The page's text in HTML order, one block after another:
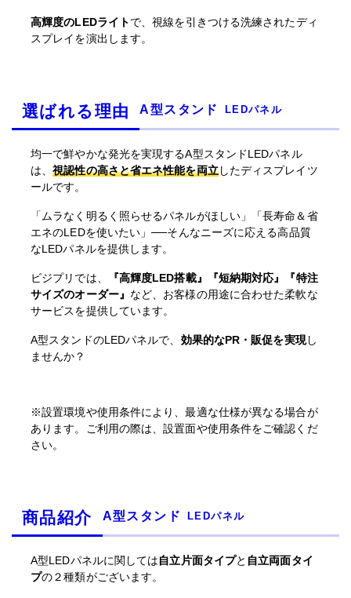
高輝度のLEDライトで、視線を引きつける洗練されたディ
スプレイを演出します。
選ばれる理由 A型スタンド LEDパネル
均一で鮮やかな発光を実現するA型スタンドLEDパネル
は、視認性の高さと省エネ性能を両立したディスプレイツ
ールです。
「ムラなく明るく照らせるパネルがほしい」「長寿命＆省
エネのLEDを使いたい」──そんなニーズに応える高品質
なLEDパネルを提供します。
ビジプリでは、
『高輝度LED搭載』『短納期対応』『特注
サイズのオーダー』 など、お客様の用途に合わせた柔軟な
サービスを提供しています。
A型スタンドのLEDパネルで、 効果的なPR・販促を実現し
ませんか？
※設置環境や使用条件により、最適な仕様が異なる場合が
あります。ご利用の際は、設置面や使用条件をご確認くだ
さい。
商品紹介 A型スタンド LEDパネル
A型LEDパネルに関しては自立片面タイプと 自立両面タイ
プの２種類がございます。